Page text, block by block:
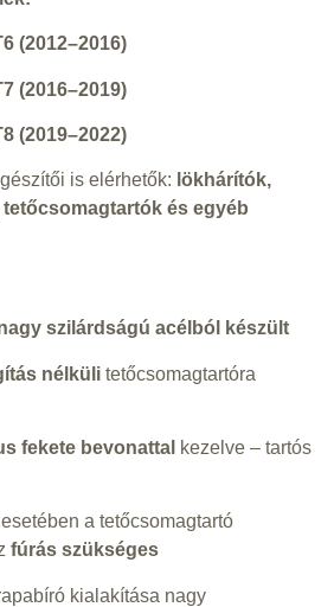
(2012–2016)
(2016–2019)
(2019–2022)
is elérhetők: lökhárítók,
és egyéb
szilárdságú acélból készült
nélkülitetőcsomagtartóra
fekete bevonattal kezelve – tartós
a tetőcsomagtartó
fúrás szükséges
kialakítása nagy